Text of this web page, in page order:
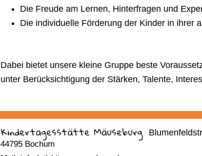
Die Freude am Lernen, Hinterfragen und
Die individuelle Förderung der Kinder in ihrer
Dabei bietet unsere kleine Gruppe beste
unter Berücksichtigung der Stärken, Talente,
Kindertagesstätte Mäuseburg
44795 Bochum